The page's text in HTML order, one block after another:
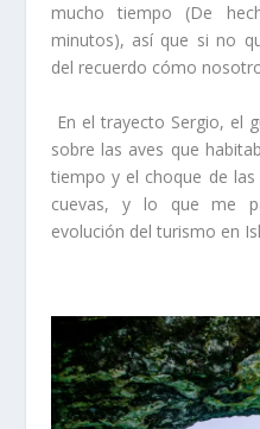
mucho tiempo (De
minutos), así que si no
del recuerdo cómo
En el trayecto Sergio, el
sobre las aves que
tiempo y el choque de
cuevas, y lo que me
evolución del turismo en